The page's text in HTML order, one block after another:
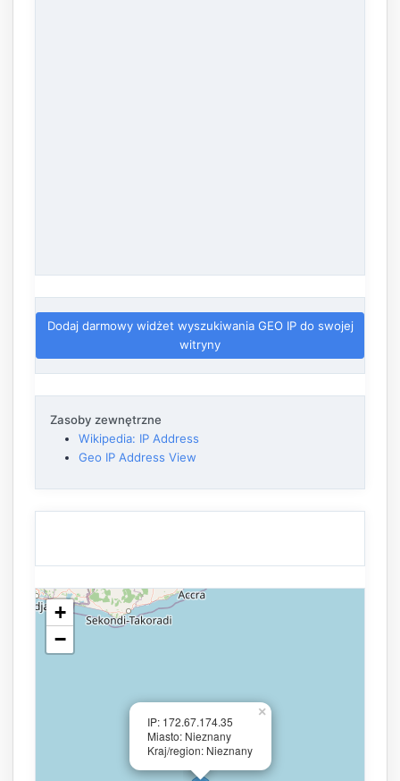
Dodaj darmowy widżet wyszukiwania GEO IP do swojej
witryny
Zasoby zewnętrzne
Wikipedia: IP Address
Geo IP Address View
IP: 172.67.174.35
Miasto: Nieznany
Kraj/region: Nieznany
×
+
−